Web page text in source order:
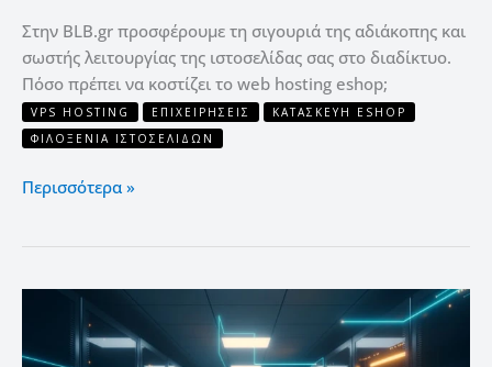
Στην BLB.gr προσφέρουμε τη σιγουριά της αδιάκοπης και
σωστής λειτουργίας της ιστοσελίδας σας στο διαδίκτυο.
Πόσο πρέπει να κοστίζει το web hosting eshop;
VPS HOSTING ΕΠΙΧΕΙΡΉΣΕΙΣ
ΚΑΤΑΣΚΕΥΉ ESHOP
ΦΙΛΟΞΕΝΊΑ ΙΣΤΟΣΕΛΊΔΩΝ
Περισσότερα »
χαρακτηριστικά
για